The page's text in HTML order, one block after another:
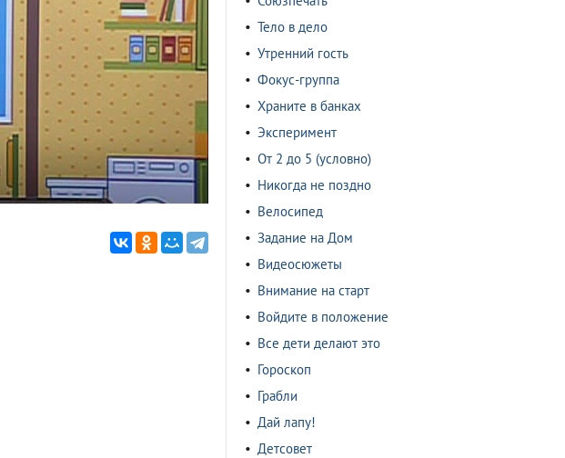
Тело в дело
Утренний гость
Фокус-группа
Храните в банках
Эксперимент
От 2 до 5 (условно)
Никогда не поздно
Велосипед
Задание на Дом
Видеосюжеты
Внимание на старт
Войдите в положение
Все дети делают это
Гороскоп
Грабли
Дай лапу!
Детсовет